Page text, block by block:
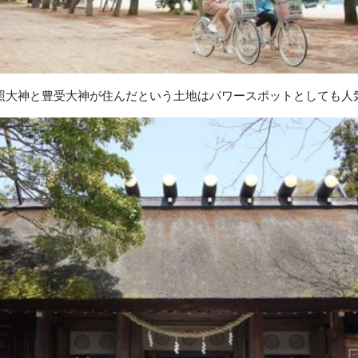
大神と豊受大神が住んだという土地はパワースポットとしても人